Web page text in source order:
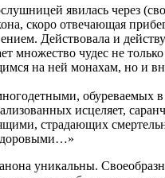
явилась через
скоро отвечающая
Действовала и
множество чудес не
на ней монахам, но и
обуреваемых
исцеляет,
страдающих
уникальны.